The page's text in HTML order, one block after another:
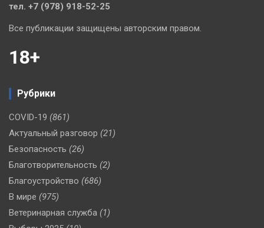
тел. +7 (978) 918-52-25
Все публикации защищены авторским правом.
18+
Рубрики
COVID-19 (861)
Актуальный разговор (21)
Безопасность (26)
Благотворительность (2)
Благоустройство (686)
В мире (975)
Ветеринарная служба (1)